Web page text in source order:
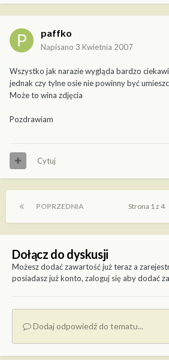
paffko
Napisano 3 Kwietnia 2007
Wszystko jak narazie wygląda bardzo
jednak czy tylne osie nie powinny być
Może to wina zdjęcia
Pozdrawiam
Cytuj
POPRZEDNIA Strona 1 z 4
Dołącz do dyskusji
Możesz dodać zawartość już teraz a
posiadasz już konto, zaloguj sięaby dodać
Dodaj odpowiedź do tematu...